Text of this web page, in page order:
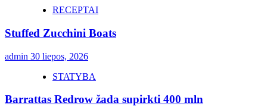
RECEPTAI
Stuffed Zucchini Boats
admin 30 liepos, 2026
STATYBA
Barrattas Redrow žada supirkti 400 mln